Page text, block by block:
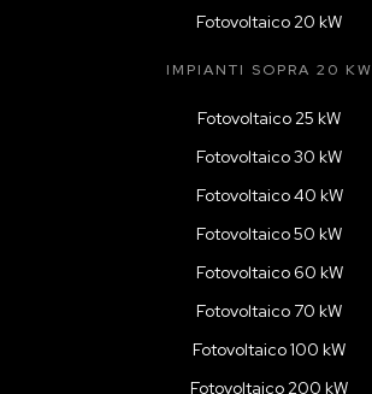
Fotovoltaico 20 kW
IMPIANTI SOPRA 20 KW
Fotovoltaico 25 kW
Fotovoltaico 30 kW
Fotovoltaico 40 kW
Fotovoltaico 50 kW
Fotovoltaico 60 kW
Fotovoltaico 70 kW
Fotovoltaico 100 kW
Fotovoltaico 200 kW